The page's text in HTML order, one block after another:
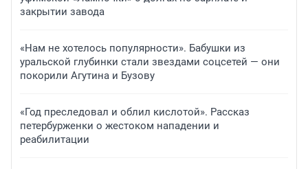
закрытии завода
«Нам не хотелось популярности». Бабушки из
уральской глубинки стали звездами соцсетей — они
покорили Агутина и Бузову
«Год преследовал и облил кислотой». Рассказ
петербурженки о жестоком нападении и
реабилитации